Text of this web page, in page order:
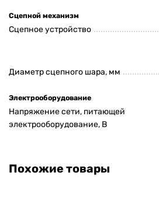
Сцепной механизм
Сцепное устройство
Диаметр сцепного шара, мм
Электрооборудование
Напряжение сети, питающей
электрооборудование, В
Похожие товары